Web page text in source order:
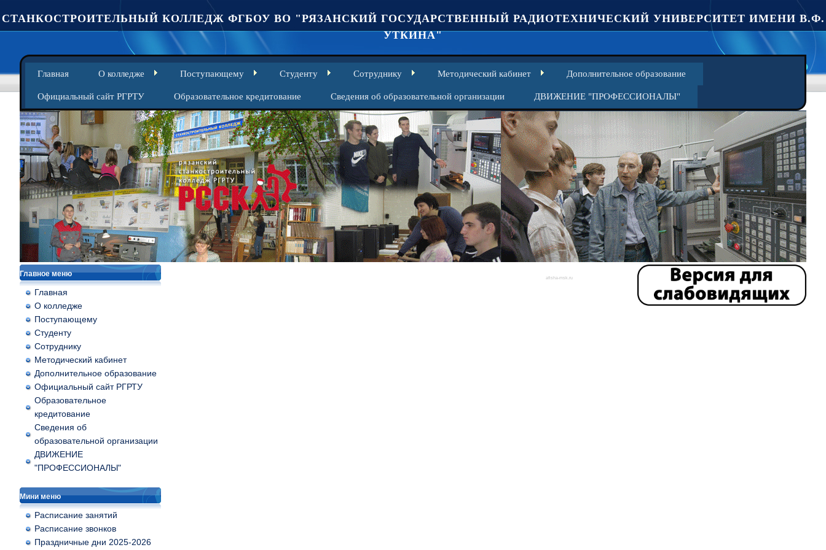
СТАНКОСТРОИТЕЛЬНЫЙ КОЛЛЕДЖ ФГБОУ ВО "РЯЗАНСКИЙ ГОСУДАРСТВЕННЫЙ РАДИОТЕХНИЧЕСКИЙ УНИВЕРСИТЕТ ИМЕНИ В.Ф.
УТКИНА"
Главная О колледже Поступающему Студенту Сотруднику Методический кабинет Дополнительное образование
Официальный сайт РГРТУ Образовательное кредитование Сведения об образовательной организации ДВИЖЕНИЕ "ПРОФЕССИОНАЛЫ"
Главное меню
Главная
О колледже
Поступающему
Студенту
Сотруднику
Методический кабинет
Дополнительное образование
Официальный сайт РГРТУ
Образовательное
кредитование
Сведения об
образовательной организации
ДВИЖЕНИЕ
"ПРОФЕССИОНАЛЫ"
Мини меню
Расписание занятий
Расписание звонков
Праздничные дни 2025-2026
afisha-msk.ru